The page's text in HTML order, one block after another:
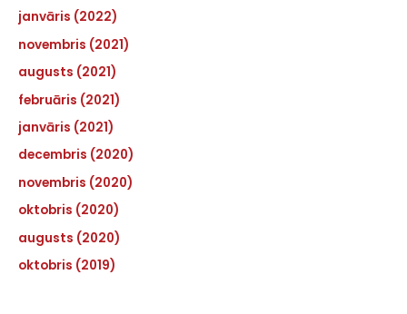
janvāris (2022)
novembris (2021)
augusts (2021)
februāris (2021)
janvāris (2021)
decembris (2020)
novembris (2020)
oktobris (2020)
augusts (2020)
oktobris (2019)